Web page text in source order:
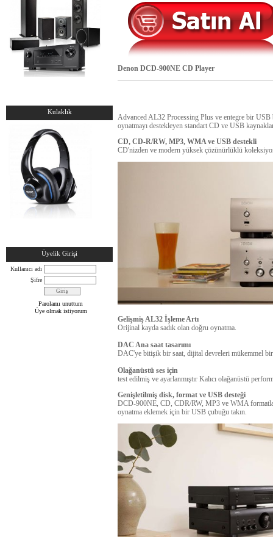
Kulaklık
Üyelik Girişi
Kullanıcı adı
Şifre
Parolamı unuttum
Üye olmak istiyorum
Denon DCD-900NE CD Player
Advanced AL32 Processing Plus ve entegre bir
oynatmayı destekleyen standart CD ve USB
CD, CD-R/RW, MP3, WMA ve USB destekli
CD'nizden ve modern yüksek çözünürlüklü
Gelişmiş AL32 İşleme Artı
Orijinal kayda sadık olan doğru oynatma.
DAC Ana saat tasarımı
DAC'ye bitişik bir saat, dijital devreleri mükemmel
Olağanüstü ses için
test edilmiş ve ayarlanmıştır Kalıcı olağanüstü
Genişletilmiş disk, format ve USB desteği
DCD-900NE, CD, CDR/RW, MP3 ve WMA
oynatma eklemek için bir USB çubuğu takın.